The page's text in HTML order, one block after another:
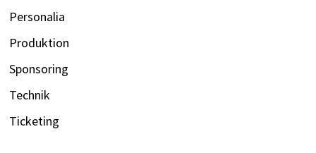
Personalia
Produktion
Sponsoring
Technik
Ticketing